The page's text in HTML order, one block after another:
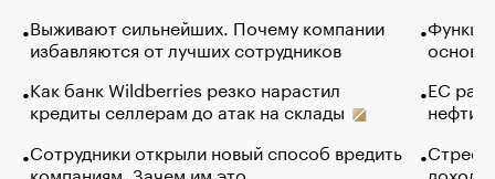
Выживают сильнейших. Почему компании
избавляются от лучших сотрудников
Как банк Wildberries резко нарастил
кредиты селлерам до атак на склады
Сотрудники открыли новый способ вредить
компаниям. Зачем им это
основ
ЕС
нефти